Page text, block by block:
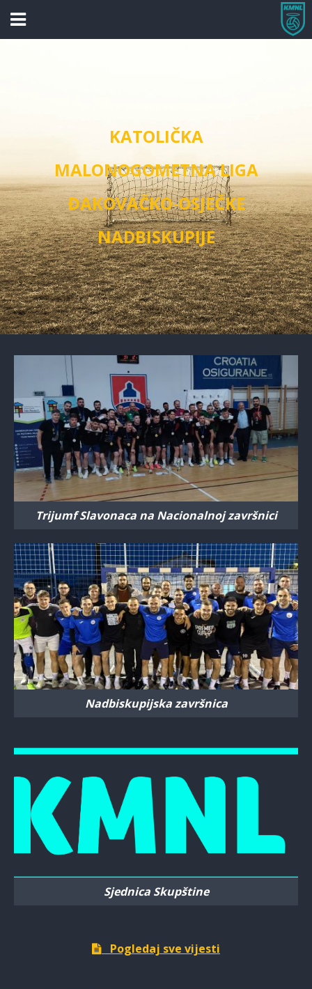
KATOLIČKA
MALONOGOMETNA LIGA
ĐAKOVAČKO-OSJEČKE
NADBISKUPIJE
Trijumf Slavonaca na Nacionalnoj završnici
Nadbiskupijska završnica
Sjednica Skupštine
Pogledaj sve vijesti